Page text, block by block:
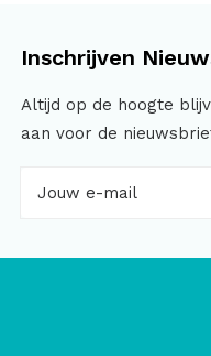
Inschrijven
Altijd op de hoogte
aan voor de